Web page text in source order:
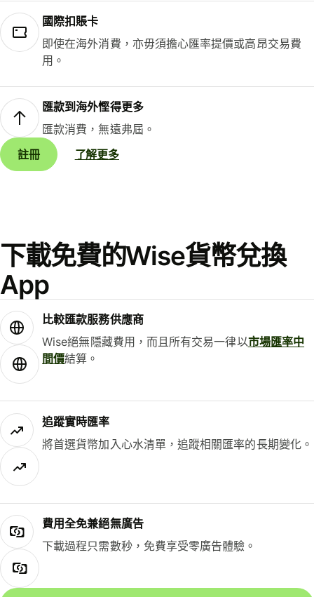
國際扣賬卡
即使在海外消費，亦毋須擔心匯率提價或高昂交易費
用。
匯款到海外慳得更多
匯款消費，無遠弗屆。
註冊
了解更多
下載免費的Wise貨幣兌換
App
比較匯款服務供應商
Wise絕無隱藏費用，而且所有交易一律以市場匯率中
間價結算。
追蹤實時匯率
將首選貨幣加入心水清單，追蹤相關匯率的長期變化。
費用全免兼絕無廣告
下載過程只需數秒，免費享受零廣告體驗。